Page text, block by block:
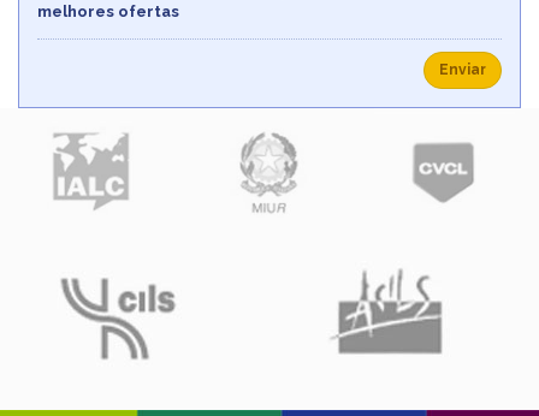
melhores ofertas
Enviar